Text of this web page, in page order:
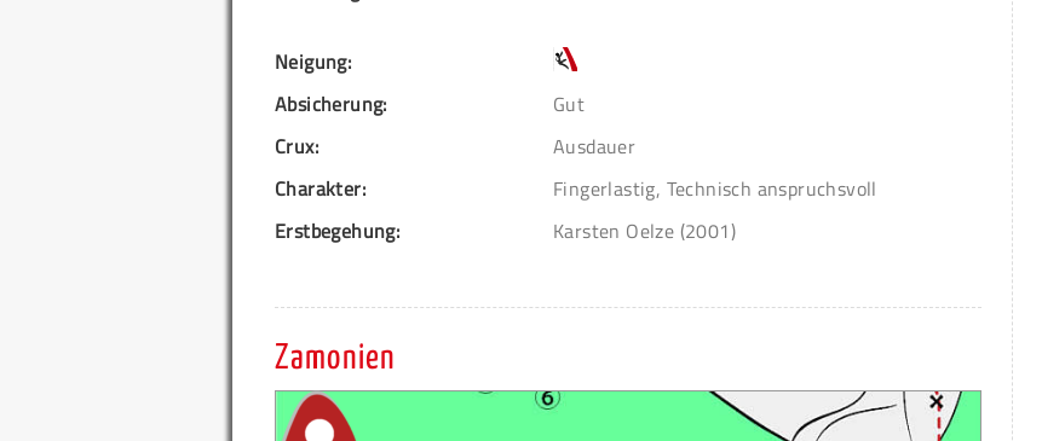
Neigung:
Absicherung:
Gut
Crux:
Ausdauer
Charakter:
Fingerlastig, Technisch anspruchsvoll
Erstbegehung:
Karsten Oelze (2001)
Zamonien